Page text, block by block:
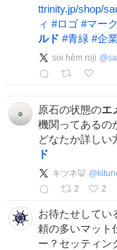
ttrinity.jp/shop/
ィ #ロゴ #マーク
ルド #青緑 #企
soi hẻm roji @
原石の状態のエ
機関ってあるの
どなたか詳しい
ド
キツネ🦊 @
2
2
お待たせしてい
頼の多いマット
ー？セッティ